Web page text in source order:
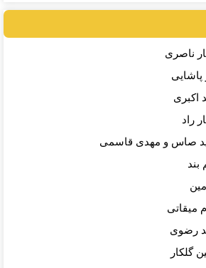
ناصری
پاشایی
اکبری
راد
صاس و مهدی قاسمی
بند
میقاتی
رضوی
گلکار